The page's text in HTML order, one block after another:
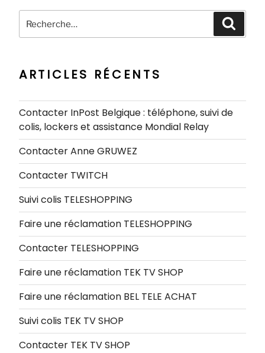
pour
ARTICLES RÉCENTS
Contacter InPost Belgique : téléphone, suivi de
colis, lockers et assistance Mondial Relay
Contacter Anne GRUWEZ
Contacter TWITCH
Suivi colis TELESHOPPING
Faire une réclamation TELESHOPPING
Contacter TELESHOPPING
Faire une réclamation TEK TV SHOP
Faire une réclamation BEL TELE ACHAT
Suivi colis TEK TV SHOP
Contacter TEK TV SHOP